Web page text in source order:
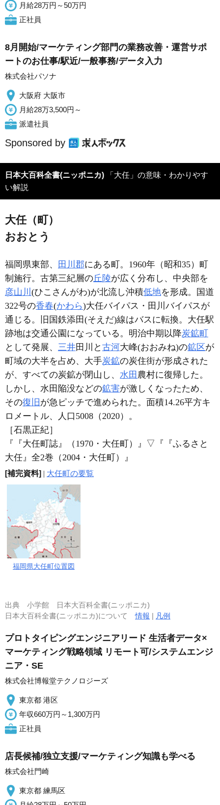
月給28万円～50万円
正社員
8月開始/マーケティング部門の業務改善・運営サポ
ートのお仕事/駅近/一般事務/データ入力
株式会社パソナ
大阪府 大阪市
月給28万3,500円～
派遣社員
Sponsored by
日本大百科全書(ニッポニカ) 「大任」の意味・わかりやす
い解説
大任（町）
おおとう
福岡県東部、 田川郡にある町。1960年（昭和35）町
制施行。古第三紀層の丘陵が広く分布し、中央部を
彦山川 (ひこさんがわ)が北流し沖積低地を形成。国道
322号の香春(かわら)大任バイパス・田川バイパスが
通じる。旧国鉄添田(そえだ)線はバスに転換。大任駅
跡地は交通公園になっている。明治中期以降炭鉱町
として発展、 三井田川と 古河大峰(おおみね)の鉱区 が
町域の大半を占め、大手炭鉱の炭住街が形成された
が、すべての炭鉱が閉山し、 水田 農村に復帰した。
しかし、水田陥没などの鉱害が激しくなったため、
その復旧 が急ピッチで進められた。面積14.26平方キ
ロメートル、人口5008（2020）。
［石黒正紀］
『『大任町誌』（1970・大任町）』 ▽ 『『ふるさと
大任』全2巻（2004・大任町）』
[補完資料] | 大任町の要覧
福岡県大任町位置図
出典 小学館 日本大百科全書(ニッポニカ)
日本大百科全書(ニッポニカ)について情報 | 凡例
プロトタイピングエンジニアリード 生活者データ×
マーケティング戦略領域 リモート可/システムエンジ
ニア・SE
株式会社博報堂テクノロジーズ
東京都 港区
年収660万円～1,300万円
正社員
店長候補/独立支援/マーケティング知識も学べる
株式会社門崎
東京都 練馬区